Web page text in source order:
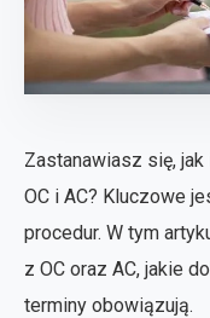
Zastanawiasz się,
OC i AC? Kluczowe
procedur. W tym
z OC oraz AC, jakie
terminy obowiązują.